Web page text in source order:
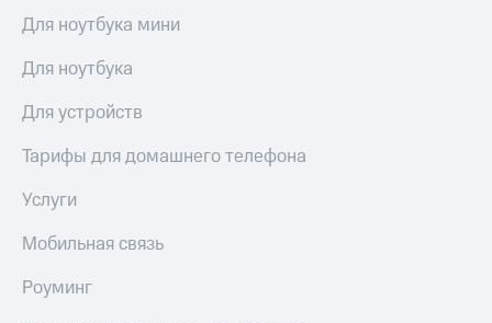
Для ноутбука мини
Для ноутбука
Для устройств
Тарифы для домашнего телефона
Услуги
Мобильная связь
Роуминг